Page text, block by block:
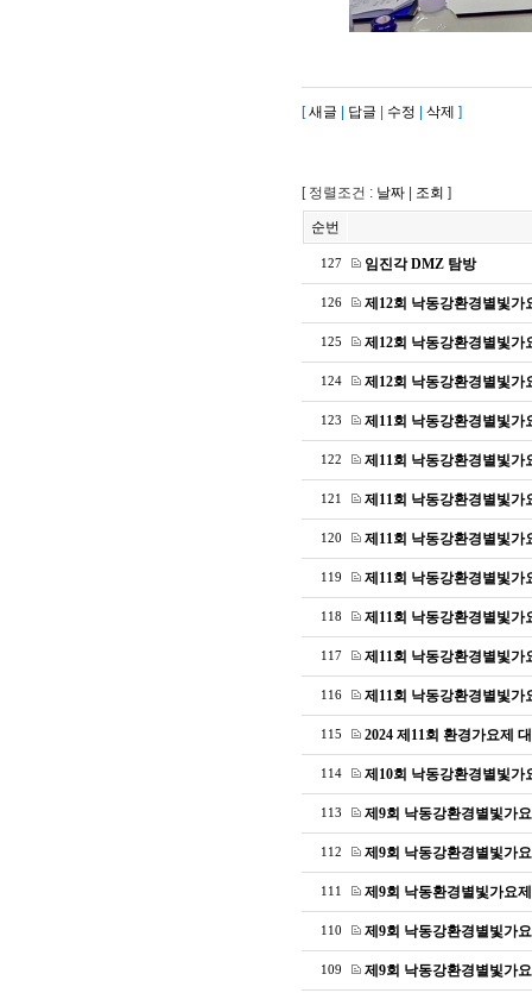
[새글 답글 수정 삭제 ]
[ 정렬조건 : 날짜 조회 ]
순번
127 임진각 DMZ 탐방
126 제12회 낙동강환경별빛가
125 제12회 낙동강환경별빛가
124 제12회 낙동강환경별빛가
123 제11회 낙동강환경별빛가
122 제11회 낙동강환경별빛가
121 제11회 낙동강환경별빛가
120 제11회 낙동강환경별빛가
119 제11회 낙동강환경별빛가
118 제11회 낙동강환경별빛가
117 제11회 낙동강환경별빛가
116 제11회 낙동강환경별빛가
115 2024 제11회 환경가요제
114 제10회 낙동강환경별빛가
113 제9회 낙동강환경별빛가
112 제9회 낙동강환경별빛가
111 제9회 낙동환경별빛가요
110 제9회 낙동강환경별빛가
109 제9회 낙동강환경별빛가